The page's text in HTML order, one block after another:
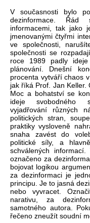
V současnosti bylo
dezinformace. Řád
informacemi, tak jako
jmenovanými čtyřmi
ve společnosti,
společnosti se
roce 1989 padly
plánování. Dnešní
procenta vytváří chaos
jak říká Prof. Jan Keller.
Moc a bohatství se
ideje svobodného
vyjadřování různých
politických stran,
praktiky vysloveně
snaha zavést do
politické síly, a
schválených
označeno za
bojovat logikou
za dezinformaci je
principu. Je to jasná
nebo vyvracet.
narativu, za
samotného autora.
řečeno zneužít soudní